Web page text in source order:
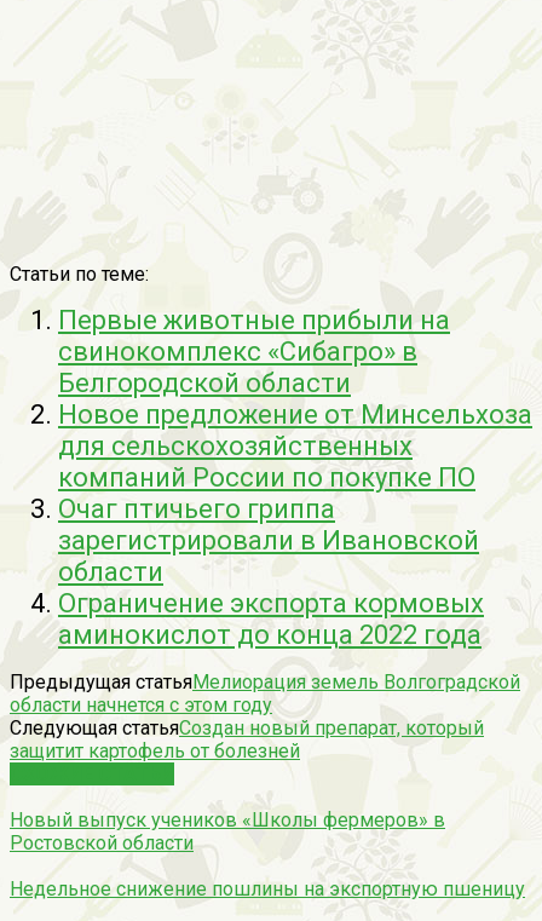
Статьи по теме:
Первые животные прибыли на
свинокомплекс «Сибагро» в
Белгородской области
Новое предложение от Минсельхоза
для сельскохозяйственных
компаний России по покупке ПО
Очаг птичьего гриппа
зарегистрировали в Ивановской
области
Ограничение экспорта кормовых
аминокислот до конца 2022 года
Предыдущая статьяМелиорация земель Волгоградской
области начнется с этом году
Следующая статьяСоздан новый препарат, который
защитит картофель от болезней
Новый выпуск учеников «Школы фермеров» в
Ростовской области
Недельное снижение пошлины на экспортную пшеницу